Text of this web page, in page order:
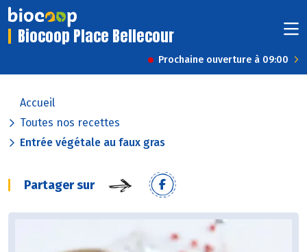
Biocoop Place Bellecour
Prochaine ouverture à 09:00
Accueil
Toutes nos recettes
Entrée végétale au faux gras
Partager sur